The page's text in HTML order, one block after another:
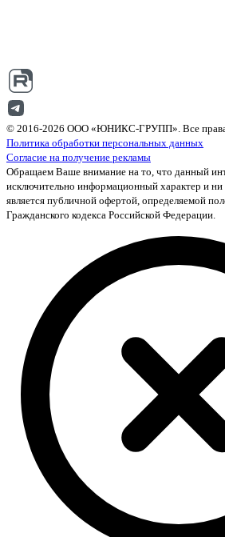
© 2016-2026 ООО «ЮНИКС-ГРУПП». Все
Политика обработки персональных данных
Согласие на получение рекламы
Обращаем Ваше внимание на то, что данный
исключительно информационный характер и ни
является публичной офертой, определяемой
Гражданского кодекса Российской Федерации.